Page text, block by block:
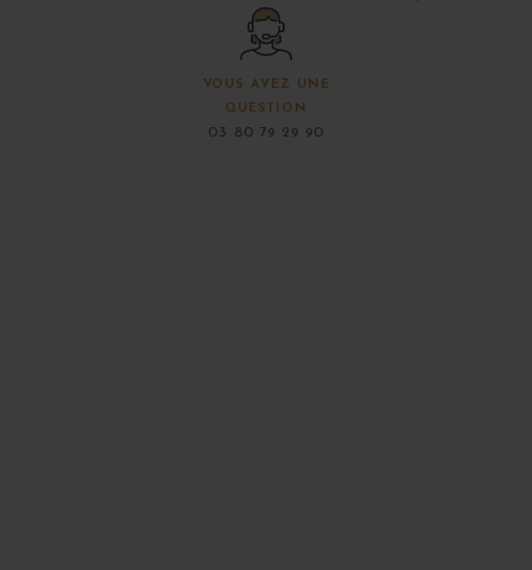
VOUS AVEZ UNE
QUESTION
03 80 79 29 90